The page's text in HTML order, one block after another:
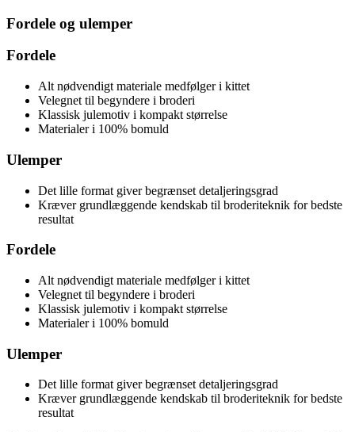
Fordele og ulemper
Fordele
Alt nødvendigt materiale medfølger i kittet
Velegnet til begyndere i broderi
Klassisk julemotiv i kompakt størrelse
Materialer i 100% bomuld
Ulemper
Det lille format giver begrænset detaljeringsgrad
Kræver grundlæggende kendskab til broderiteknik for bedste
resultat
Fordele
Alt nødvendigt materiale medfølger i kittet
Velegnet til begyndere i broderi
Klassisk julemotiv i kompakt størrelse
Materialer i 100% bomuld
Ulemper
Det lille format giver begrænset detaljeringsgrad
Kræver grundlæggende kendskab til broderiteknik for bedste
resultat